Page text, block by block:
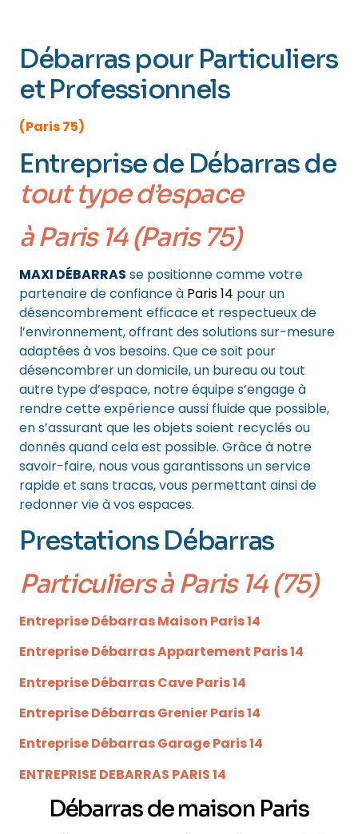
Débarras pour Particuliers
et Professionnels
(Paris 75)
Entreprise de Débarras de
tout type d’espace
à Paris 14 (Paris 75)
MAXI DÉBARRAS se positionne comme votre
partenaire de confiance à Paris 14 pour un
désencombrement efficace et respectueux de
l’environnement, offrant des solutions sur-mesure
adaptées à vos besoins. Que ce soit pour
désencombrer un domicile, un bureau ou tout
autre type d’espace, notre équipe s’engage à
rendre cette expérience aussi fluide que possible,
en s’assurant que les objets soient recyclés ou
donnés quand cela est possible. Grâce à notre
savoir-faire, nous vous garantissons un service
rapide et sans tracas, vous permettant ainsi de
redonner vie à vos espaces.
Prestations Débarras
Particuliersà Paris 14 (75)
Entreprise Débarras Maison Paris 14
Entreprise Débarras Appartement Paris 14
Entreprise Débarras Cave Paris 14
Entreprise Débarras Grenier Paris 14
Entreprise Débarras Garage Paris 14
ENTREPRISE DEBARRAS PARIS 14
Débarras de maison Paris